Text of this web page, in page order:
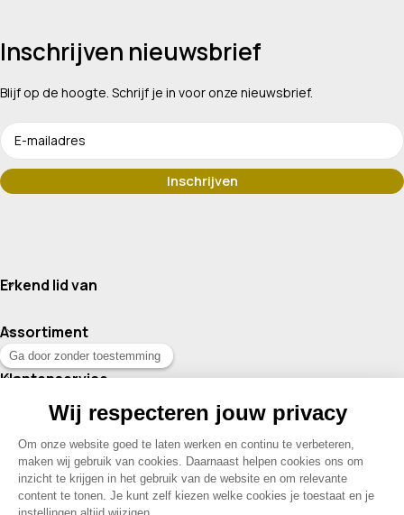
Inschrijven nieuwsbrief
Blijf op de hoogte. Schrijf je in voor onze nieuwsbrief.
Erkend lid van
Assortiment
Klantenservice
Contact
© 2026 Drogisterij Het Geheim | Alle rechten voorbehouden |
Webdesign en hosting door Madoo|Sitemap